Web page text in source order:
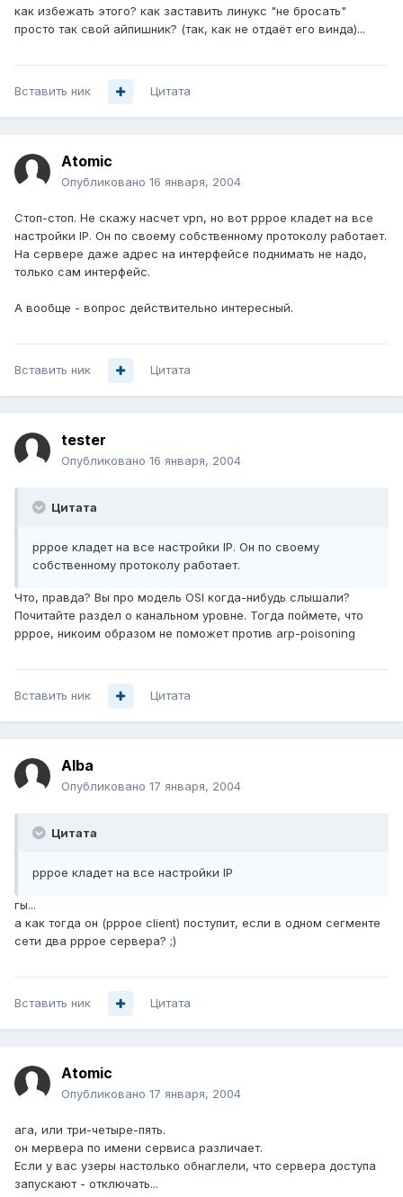
как избежать этого? как заставить линукс "не бросать"
просто так свой айпишник? (так, как не отдаёт его винда)...
Вставить ник Цитата
Atomic
Опубликовано 16 января, 2004
Стоп-стоп. Не скажу насчет vpn, но вот pppoe кладет на все
настройки IP. Он по своему собственному протоколу работает.
На сервере даже адрес на интерфейсе поднимать не надо,
только сам интерфейс.
А вообще - вопрос действительно интересный.
Вставить ник Цитата
tester
Опубликовано 16 января, 2004
Цитата
pppoe кладет на все настройки IP. Он по своему
собственному протоколу работает.
Что, правда? Вы про модель OSI когда-нибудь слышали?
Почитайте раздел о канальном уровне. Тогда поймете, что
pppoe, никоим образом не поможет против arp-poisoning
Вставить ник Цитата
Alba
Опубликовано 17 января, 2004
Цитата
pppoe кладет на все настройки IP
гы...
а как тогда он (ppрoe client) поступит, если в одном сегменте
сети два pppoe сервера? ;)
Вставить ник Цитата
Atomic
Опубликовано 17 января, 2004
ага, или три-четыре-пять.
он мервера по имени сервиса различает.
Если у вас узеры настолько обнаглели, что сервера доступа
запускают - отключать...